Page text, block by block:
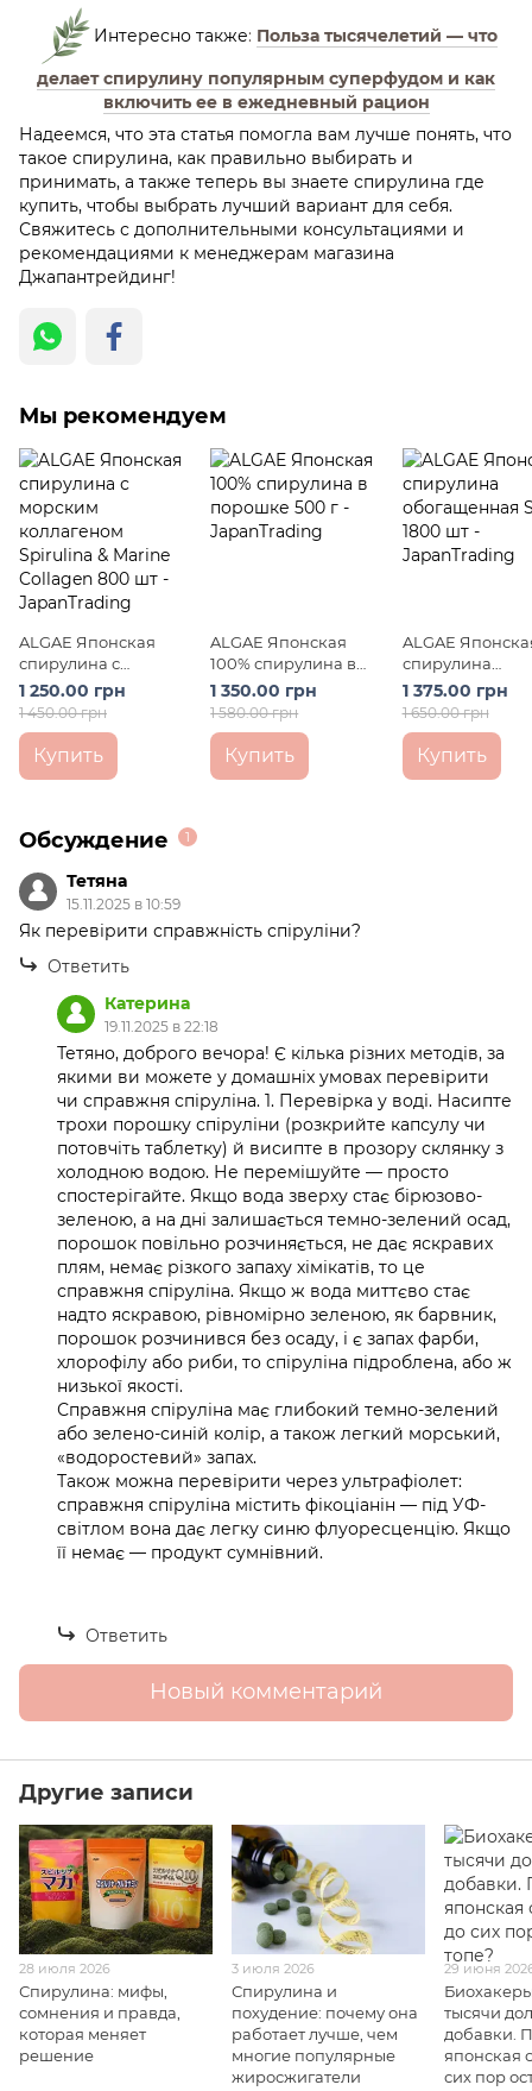
Интересно также: Польза тысячелетий — что
делает спирулину популярным суперфудом и как
включить ее в ежедневный рацион
Надеемся, что эта статья помогла вам лучше понять, что
такое спирулина, как правильно выбирать и
принимать, а также теперь вы знаете спирулина где
купить, чтобы выбрать лучший вариант для себя.
Свяжитесь с дополнительными консультациями и
рекомендациями к менеджерам магазина
Джапантрейдинг!
Мы рекомендуем
ALGAE Японская
спирулина с
морским коллагеном
Spirulina & Marine
Collagen 800 шт
1 250.00 грн
1 450.00 грн
Купить
ALGAE Японская
100% спирулина в
порошке 500 г
1 350.00 грн
1 580.00 грн
Купить
ALGAE
спирулина
обогащенная
1800 шт
1 375.00 грн
1 650.00 грн
Купить
Обсуждение 1
Тетяна
15.11.2025 в 10:59
Як перевірити справжність спіруліни?
Ответить
Катерина
19.11.2025 в 22:18
Тетяно, доброго вечора! Є кілька різних методів, за
якими ви можете у домашніх умовах перевірити
чи справжня спіруліна. 1. Перевірка у воді. Насипте
трохи порошку спіруліни (розкрийте капсулу чи
потовчіть таблетку) й висипте в прозору склянку з
холодною водою. Не перемішуйте — просто
спостерігайте. Якщо вода зверху стає бірюзово-
зеленою, а на дні залишається темно-зелений осад,
порошок повільно розчиняється, не дає яскравих
плям, немає різкого запаху хімікатів, то це
справжня спіруліна. Якщо ж вода миттєво стає
надто яскравою, рівномірно зеленою, як барвник,
порошок розчинився без осаду, і є запах фарби,
хлорофілу або риби, то спіруліна підроблена, або ж
низької якості.
Справжня спіруліна має глибокий темно-зелений
або зелено-синій колір, а також легкий морський,
«водоростевий» запах.
Також можна перевірити через ультрафіолет:
справжня спіруліна містить фікоціанін — під УФ-
світлом вона дає легку синю флуоресценцію. Якщо
її немає — продукт сумнівний.
Ответить
Новый комментарий
Другие записи
28 июля 2026
Спирулина: мифы,
сомнения и правда,
которая меняет
решение
3 июля 2026
Спирулина и
похудение: почему она
работает лучше, чем
многие популярные
жиросжигатели
29 июня
тысячи
добавки.
японская
сих пор